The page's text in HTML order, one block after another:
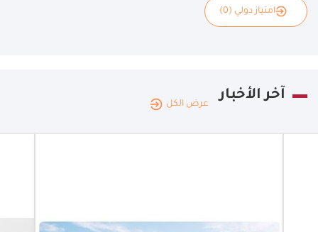
امتياز دولي (0)
آخر الأخبار
عرض الكل
عُمَان
|
15.07.2026